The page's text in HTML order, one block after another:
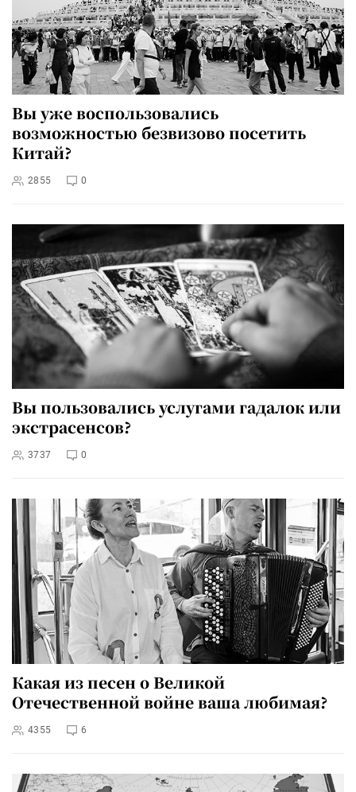
Вы уже воспользовались
возможностью безвизово посетить
Китай?
2855 0
Вы пользовались услугами гадалок или
экстрасенсов?
3737 0
Какая из песен о Великой
Отечественной войне ваша любимая?
4355 6